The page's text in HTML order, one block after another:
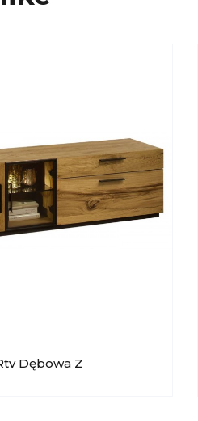
Dębowa Z